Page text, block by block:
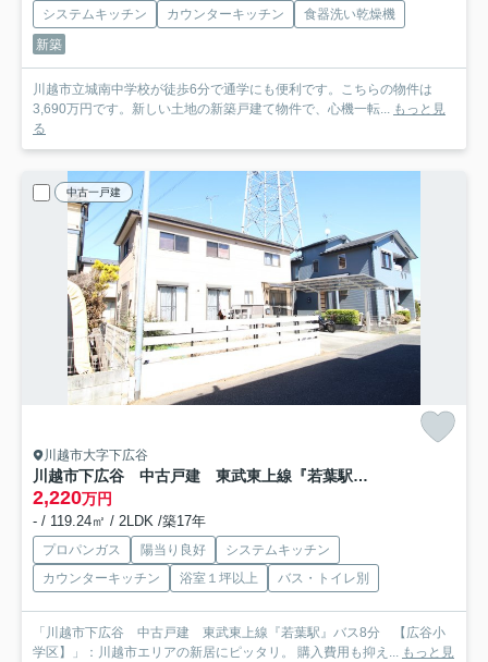
システムキッチン カウンターキッチン
食器洗い乾燥機
新築
川越市立城南中学校が徒歩6分で通学にも便利です。こちらの物件は
3,690万円です。新しい土地の新築戸建て物件で、心機一転... もっと見
る
中古一戸建
川越市大字下広谷
川越市下広谷 中古戸建 東武東上線『若葉駅』バス8分 【広谷小学区】
2,220万円
- / 119.24㎡ / 2LDK /築17年
プロパンガス 陽当り良好
システムキッチン
カウンターキッチン
浴室１坪以上 バス・トイレ別
「川越市下広谷 中古戸建 東武東上線『若葉駅』バス8分 【広谷小
学区】」：川越市エリアの新居にピッタリ。 購入費用も抑え... もっと見